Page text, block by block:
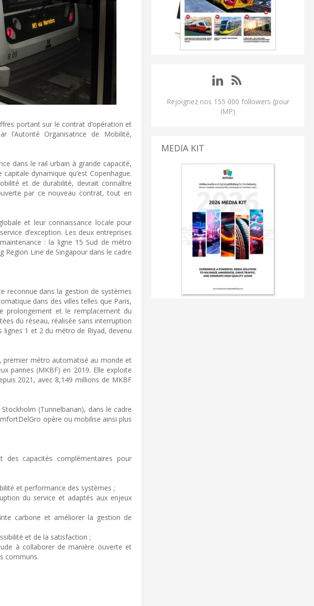
portant sur le contrat d’opération et
Organisatrice de Mobilité,
dans le rail urbain à grande capacité,
dynamique qu’est Copenhague.
et de durabilité, devrait connaître
par ce nouveau contrat, tout en
et leur connaissance locale pour
d’exception. Les deux entreprises
: la ligne 15 Sud de métro
Line de Singapour dans le cadre
reconnue dans la gestion de systèmes
dans des villes telles que Paris,
prolongement et le remplacement du
du réseau, réalisée sans interruption
lignes 1 et 2 du métro de Riyad, devenu
premier métro automatisé au monde et
pannes (MKBF) en 2019. Elle exploite
2021, avec 8,149 millions de MKBF
(Tunnelbanan), dans le cadre
opère ou mobilise ainsi plus
capacités complémentaires pour
et performance des systèmes ;
du service et adaptés aux enjeux
carbone et améliorer la gestion de
et de la satisfaction ;
à collaborer de manière ouverte et
communs.
Rejoignez nos 155 000 followers (pour
IMP)
MEDIA KIT